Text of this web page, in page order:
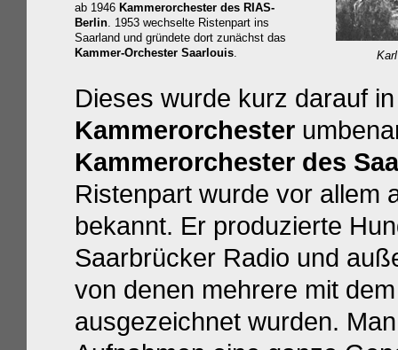
ab 1946 Kammerorchester des RIAS-
Berlin. 1953 wechselte Ristenpart ins
Saarland und gründete dort zunächst das
Kammer-Orchester Saarlouis. Karl
Dieses wurde kurz darauf
Kammerorchester
Kammerorchester des
Ristenpart wurde vor allem
bekannt. Er produzierte
Saarbrücker Radio und
von denen mehrere mit
ausgezeichnet wurden.